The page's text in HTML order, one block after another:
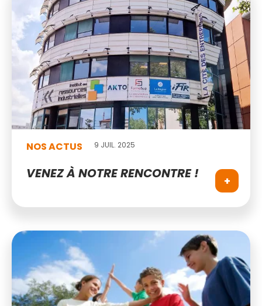
NOS ACTUS 9 JUIL. 2025
VENEZ À NOTRE RENCONTRE ! +